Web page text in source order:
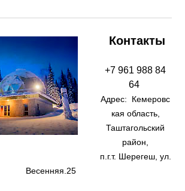
Контакты
+7 961 988 84
64
Адрес: Кемеровс
кая область,
Таштагольский
район,
п.г.т. Шерегеш, ул.
Весенняя.25